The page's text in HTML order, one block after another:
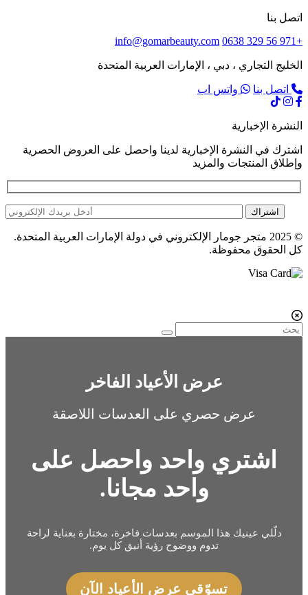
اتصل بنا
+971 56 329 0638
info@gomarbeauty.com
الخليج التجاري ، دبي ، الإمارات العربية المتحدة
اتصل بنا واتس اب
النشرة الإخبارية
اشترك في النشرة الإخبارية لدينا واحصل على العروض الحصرية
وإطلاق المنتجات والمزيد
اشتراك
© 2025 متجر جومار الإلكتروني في دولة الإمارات العربية المتحدة.
كل الحقوق محفوظة.
عرض الأعياد الفاخر
عرض حصري على العدسات اللاصقة
اشتري واحد واحصل على
واحد مجانا.
دلّلي عينيك هذا الموسم بعدسات فاخرة، مختارة بعناية لراحة
تدوم ووضوح رؤية أنيق كل يوم.
تسوّقي عرض الأعياد الآن